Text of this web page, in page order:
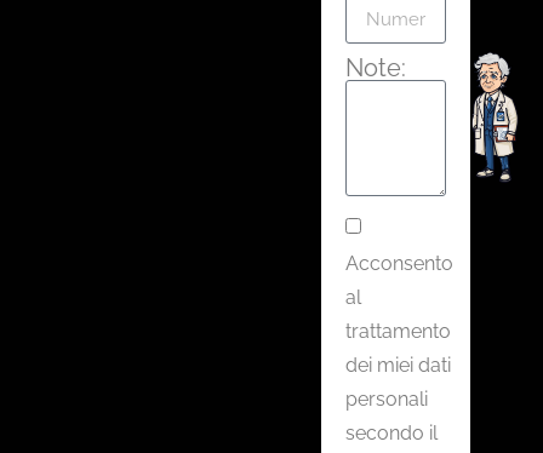
Note:
Acconsento
al
trattamento
dei miei dati
personali
secondo il